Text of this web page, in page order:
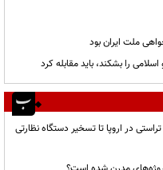
ملت ایران بود
را بشکند، باید مقابله کرد
در اروپا تا تسخیر دستگاه نظارتی